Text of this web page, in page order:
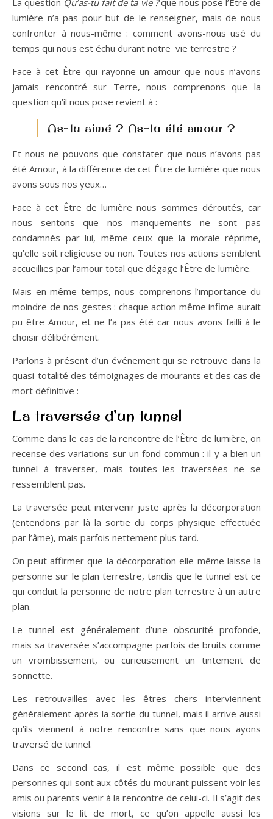
La question Qu’as-tu fait de ta vie ?que nous pose l’Être de
lumière n’a pas pour but de le renseigner, mais de nous
confronter à nous-même : comment avons-nous usé du
temps qui nous est échu durant notre vie terrestre ?
Face à cet Être qui rayonne un amour que nous n’avons
jamais rencontré sur Terre, nous comprenons que la
question qu’il nous pose revient à :
As-tu aimé ? As-tu été amour ?
Et nous ne pouvons que constater que nous n’avons pas
été Amour, à la différence de cet Être de lumière que nous
avons sous nos yeux…
Face à cet Être de lumière nous sommes déroutés, car
nous sentons que nos manquements ne sont pas
condamnés par lui, même ceux que la morale réprime,
qu’elle soit religieuse ou non. Toutes nos actions semblent
accueillies par l’amour total que dégage l’Être de lumière.
Mais en même temps, nous comprenons l’importance du
moindre de nos gestes : chaque action même infime aurait
pu être Amour, et ne l’a pas été car nous avons failli à le
choisir délibérément.
Parlons à présent d’un événement qui se retrouve dans la
quasi-totalité des témoignages de mourants et des cas de
mort définitive :
La traversée d’un tunnel
Comme dans le cas de la rencontre de l’Être de lumière, on
recense des variations sur un fond commun : il y a bien un
tunnel à traverser, mais toutes les traversées ne se
ressemblent pas.
La traversée peut intervenir juste après la décorporation
(entendons par là la sortie du corps physique effectuée
par l’âme), mais parfois nettement plus tard.
On peut affirmer que la décorporation elle-même laisse la
personne sur le plan terrestre, tandis que le tunnel est ce
qui conduit la personne de notre plan terrestre à un autre
plan.
Le tunnel est généralement d’une obscurité profonde,
mais sa traversée s’accompagne parfois de bruits comme
un vrombissement, ou curieusement un tintement de
sonnette.
Les retrouvailles avec les êtres chers interviennent
généralement après la sortie du tunnel, mais il arrive aussi
qu’ils viennent à notre rencontre sans que nous ayons
traversé de tunnel.
Dans ce second cas, il est même possible que des
personnes qui sont aux côtés du mourant puissent voir les
amis ou parents venir à la rencontre de celui-ci. Il s’agit des
visions sur le lit de mort, ce qu’on appelle aussi les